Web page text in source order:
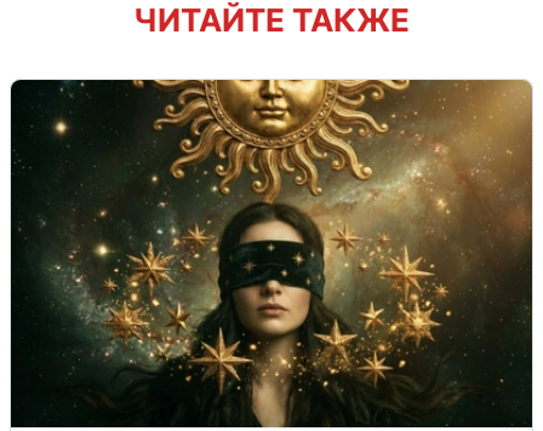
ЧИТАЙТЕ ТАКЖЕ